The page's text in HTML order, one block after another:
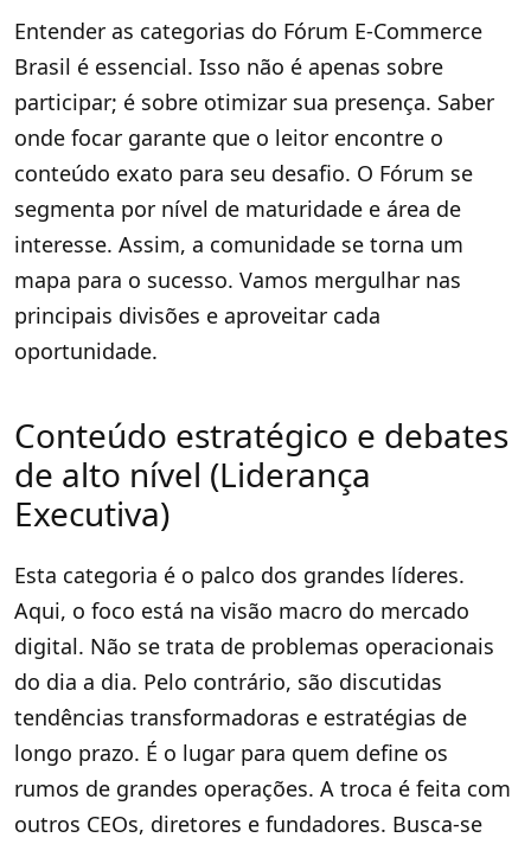
Entender as categorias do Fórum E-Commerce
Brasil é essencial. Isso não é apenas sobre
participar; é sobre otimizar sua presença. Saber
onde focar garante que o leitor encontre o
conteúdo exato para seu desafio. O Fórum se
segmenta por nível de maturidade e área de
interesse. Assim, a comunidade se torna um
mapa para o sucesso. Vamos mergulhar nas
principais divisões e aproveitar cada
oportunidade.
Conteúdo estratégico e debates
de alto nível (Liderança
Executiva)
Esta categoria é o palco dos grandes líderes.
Aqui, o foco está na visão macro do mercado
digital. Não se trata de problemas operacionais
do dia a dia. Pelo contrário, são discutidas
tendências transformadoras e estratégias de
longo prazo. É o lugar para quem define os
rumos de grandes operações. A troca é feita com
outros CEOs, diretores e fundadores. Busca-se